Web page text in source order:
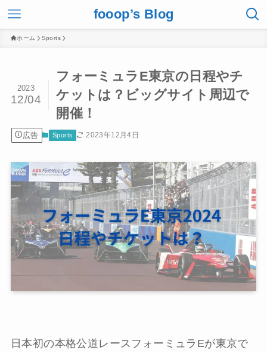
fooop’s Blog
ホーム Sports
フォーミュラE東京の日程やチ
ケットは？ビッグサイト周辺で
開催！
2023
12/04
広告 Sports 2023年12月4日
日本初の本格公道レースフォーミュラEが東京で